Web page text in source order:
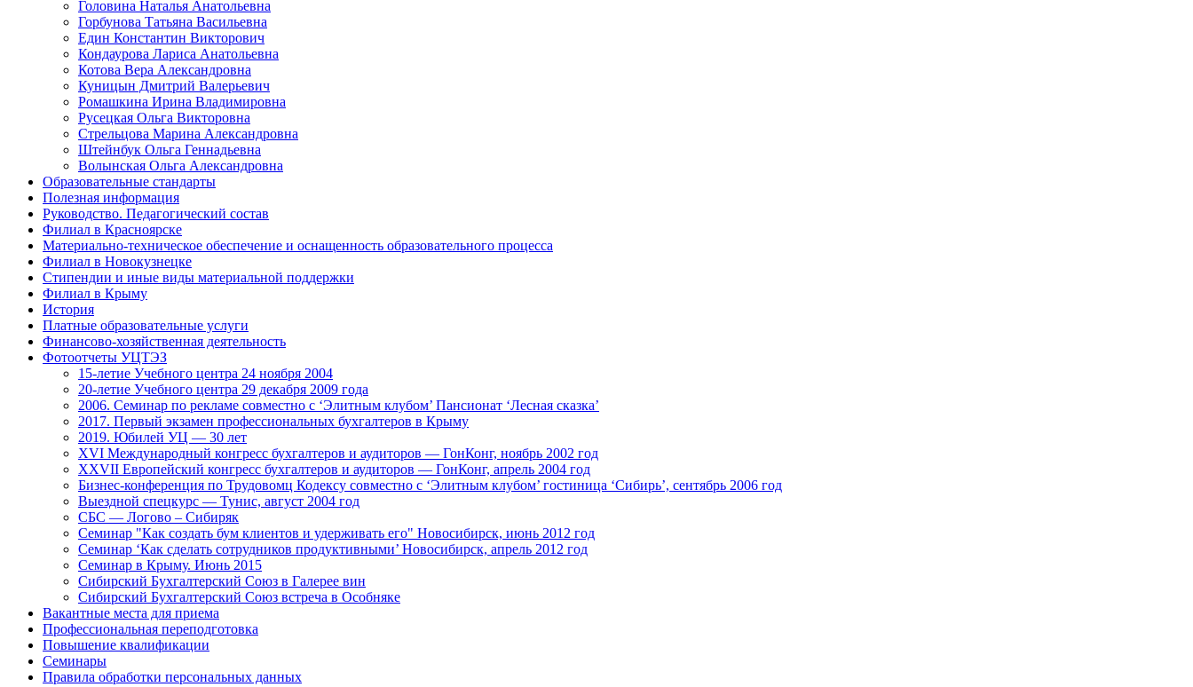
Головина Наталья Анатольевна
Горбунова Татьяна Васильевна
Един Константин Викторович
Кондаурова Лариса Анатольевна
Котова Вера Александровна
Куницын Дмитрий Валерьевич
Ромашкина Ирина Владимировна
Русецкая Ольга Викторовна
Стрельцова Марина Александровна
Штейнбук Ольга Геннадьевна
Волынская Ольга Александровна
Образовательные стандарты
Полезная информация
Руководство. Педагогический состав
Филиал в Красноярске
Материально-техническое обеспечение и оснащенность образовательного процесса
Филиал в Новокузнецке
Стипендии и иные виды материальной поддержки
Филиал в Крыму
История
Платные образовательные услуги
Финансово-хозяйственная деятельность
Фотоотчеты УЦТЭЗ
15-летие Учебного центра 24 ноября 2004
20-летие Учебного центра 29 декабря 2009 года
2006. Семинар по рекламе совместно с ‘Элитным клубом’ Пансионат ‘Лесная сказка’
2017. Первый экзамен профессиональных бухгалтеров в Крыму
2019. Юбилей УЦ — 30 лет
XVI Международный конгресс бухгалтеров и аудиторов — ГонКонг, ноябрь 2002 год
XXVII Европейский конгресс бухгалтеров и аудиторов — ГонКонг, апрель 2004 год
Бизнес-конференция по Трудовомц Кодексу совместно с ‘Элитным клубом’ гостиница ‘Сибирь’, сентябрь 2006 год
Выездной спецкурс — Тунис, август 2004 год
СБС — Логово – Сибиряк
Семинар "Как создать бум клиентов и удерживать его" Новосибирск, июнь 2012 год
Семинар ‘Как сделать сотрудников продуктивными’ Новосибирск, апрель 2012 год
Семинар в Крыму. Июнь 2015
Сибирский Бухгалтерский Союз в Галерее вин
Сибирский Бухгалтерский Союз встреча в Особняке
Вакантные места для приема
Профессиональная переподготовка
Повышение квалификации
Семинары
Правила обработки персональных данных